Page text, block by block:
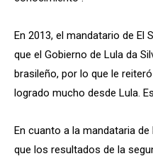
En 2013, el mandatario de El
que el Gobierno de Lula da
brasileño, por lo que le
logrado mucho desde Lula.
En cuanto a la mandataria
que los resultados de la